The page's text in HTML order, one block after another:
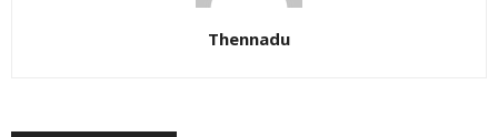
Thennadu